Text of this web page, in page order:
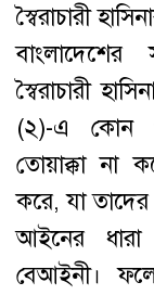
স্বৈরাচারী
বাংলাদেশের
স্বৈরাচারী
(২)-এ কোন
তোয়াক্কা না
করে, যা
আইনের ধারা
বেআইনী।